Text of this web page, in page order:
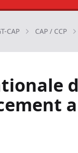
publiques
CAP CAP / CCP